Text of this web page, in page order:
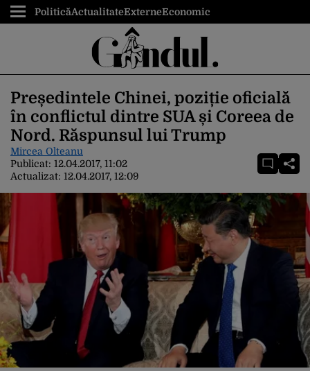
PoliticăActualitateExterneEconomic
Președintele Chinei, poziție oficială
în conflictul dintre SUA și Coreea de
Nord. Răspunsul lui Trump
Mircea Olteanu
Publicat: 12.04.2017, 11:02
Actualizat: 12.04.2017, 12:09